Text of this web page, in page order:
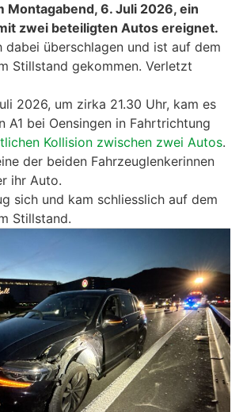
Montagabend, 6. Juli 2026, ein
zwei beteiligten Autos ereignet.
dabei überschlagen und ist auf dem
Stillstand gekommen. Verletzt
2026, um zirka 21.30 Uhr, kam es
A1 bei Oensingen in Fahrtrichtung
Kollision zwischen zwei Autos.
der beiden Fahrzeuglenkerinnen
ihr Auto.
sich und kam schliesslich auf dem
Stillstand.